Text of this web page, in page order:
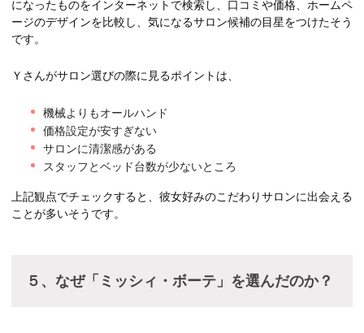
になったものをインターネットで検索し、口コミや価格、ホームペ
ージのデザインを比較し、気になるサロン候補の目星をつけたそう
です。
Ｙさんがサロン選びの際に見るポイントは、
機械よりもオールハンド
価格設定が安すぎない
サロンに清潔感がある
スタッフとベッド台数が少ないところ
上記観点でチェックすると、彼女好みのこだわりサロンに出会える
ことが多いそうです。
５、なぜ「ミッシィ・ボーテ」を選んだのか？